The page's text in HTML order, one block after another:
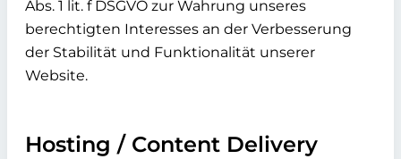
Abs. 1 lit. f DSGVO zur Wahrung unseres
berechtigten Interesses an der Verbesserung
der Stabilität und Funktionalität unserer
Website.
Hosting / Content Delivery